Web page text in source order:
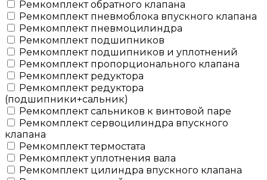
Ремкомплект обратного клапана
Ремкомплект пневмоблока впускного клапана
Ремкомплект пневмоцилиндра
Ремкомплект подшипников
Ремкомплект подшипников и уплотнений
Ремкомплект пропорционального клапана
Ремкомплект редуктора
Ремкомплект редуктора
(подшипники+сальник)
Ремкомплект сальников к винтовой паре
Ремкомплект сервоцилиндра впускного
клапана
Ремкомплект термостата
Ремкомплект уплотнения вала
Ремкомплект цилиндра впускного клапана